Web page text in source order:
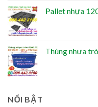
Pallet nhựa
Thùng nhựa
NỔI BẬT